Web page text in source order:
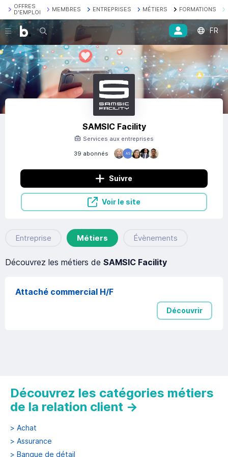
OFFRES
D'EMPLOI
MEMBRES ENTREPRISES MÉTIERS FORMATIONS
Recherche FR
SAMSIC Facility
39 abonnés AS
Services aux entreprises
Suivre
Voir le site
Entreprise Métiers Évènements
Découvrez les métiers de SAMSIC Facility
Attaché commercial H/F
Découvrir
Découvrez les catégories métiers
de la relation client →
> Achat
> Assurance
> Banque de détail